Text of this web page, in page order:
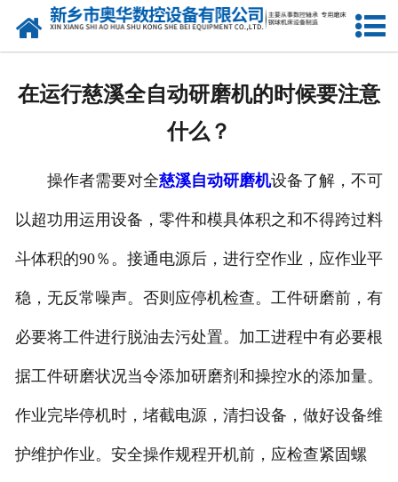
网站首页
公司风采
人才招聘
联系我们
在运行慈溪全自动研磨机的时候要注意
什么？
操作者需要对全慈溪自动研磨机设备了解，不可
以超功用运用设备，零件和模具体积之和不得跨过料
斗体积的90％。接通电源后，进行空作业，应作业平
稳，无反常噪声。否则应停机检查。工件研磨前，有
必要将工件进行脱油去污处置。加工进程中有必要根
据工件研磨状况当令添加研磨剂和操控水的添加量。
作业完毕停机时，堵截电源，清扫设备，做好设备维
护维护作业。安全操作规程开机前，应检查紧固螺